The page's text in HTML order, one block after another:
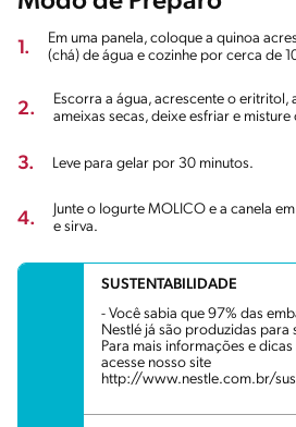
1.
Em uma panela, coloque a quinoa
(chá) de água e cozinhe por cerca de
2.
Escorra a água, acrescente o eritritol,
ameixas secas, deixe esfriar e
3. Leve para gelar por 30 minutos.
4.
Junte o Iogurte MOLICO e a canela
e sirva.
SUSTENTABILIDADE
- Você sabia que 97% das
Nestlé já são produzidas para
Para mais informações e
acesse nosso site
http://www.nestle.com.br/